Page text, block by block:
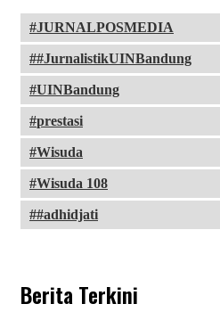
JURNALPOSMEDIA
#JurnalistikUINBandung
UINBandung
prestasi
Wisuda
Wisuda 108
#adhidjati
Berita Terkini